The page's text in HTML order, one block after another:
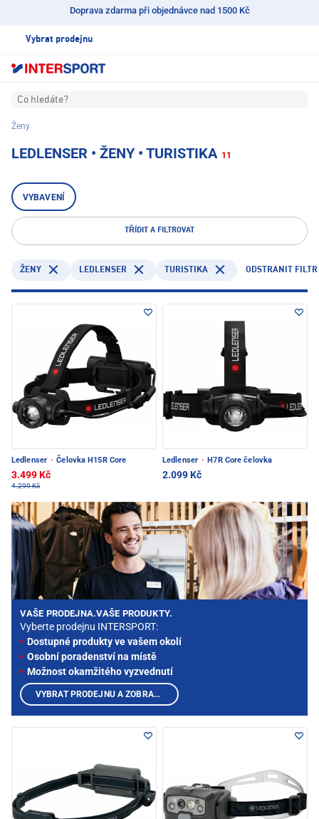
Doprava zdarma při objednávce nad 1500 Kč
Vybrat prodejnu
Co hledáte?
Ženy
LEDLENSER • ŽENY • TURISTIKA 11
VYBAVENÍ
TŘÍDIT A FILTROVAT
ŽENY LEDLENSER TURISTIKA ODSTRANIT FILTR
Ledlenser · Čelovka H15R Core
3.499 Kč
4.299 Kč
Ledlenser · H7R Core čelovka
2.099 Kč
VAŠE PRODEJNA.VAŠE PRODUKTY.
Vyberte prodejnu INTERSPORT:
Dostupné produkty ve vašem okolí
Osobní poradenství na místě
Možnost okamžitého vyzvednutí
VYBRAT PRODEJNU A ZOBRAZIT PRODUKTY